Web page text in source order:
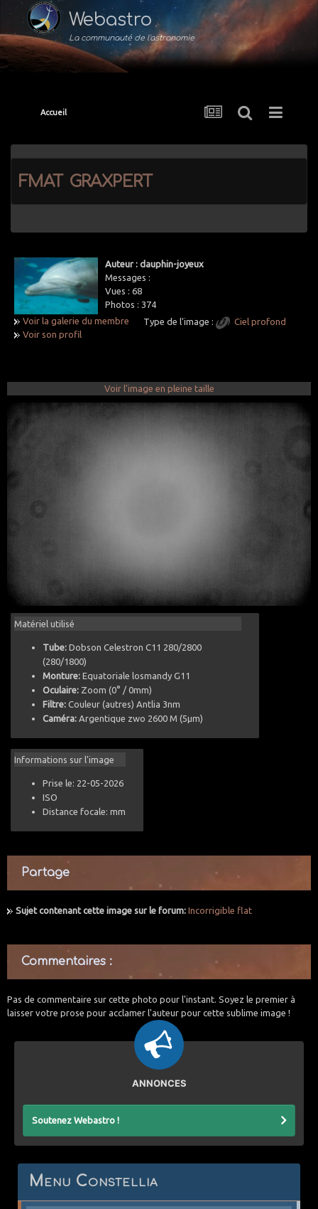
Webastro
La communauté de l'astronomie
Accueil
fmat graxpert
Auteur : dauphin-joyeux
Messages :
Vues : 68
Photos : 374
Voir la galerie du membre
Voir son profil
Type de l'image : Ciel profond
Voir l'image en pleine taille
Matériel utilisé
Tube: Dobson Celestron C11 280/2800
(280/1800)
Monture: Equatoriale losmandy G11
Oculaire: Zoom (0° / 0mm)
Filtre: Couleur (autres) Antlia 3nm
Caméra: Argentique zwo 2600 M (5µm)
Informations sur l'image
Prise le: 22-05-2026
ISO
Distance focale: mm
Partage
Sujet contenant cette image sur le forum: Incorrigible flat
Commentaires :
Pas de commentaire sur cette photo pour l'instant. Soyez le premier à
laisser votre prose pour acclamer l'auteur pour cette sublime image !
ANNONCES
Soutenez Webastro !
Menu Constellia